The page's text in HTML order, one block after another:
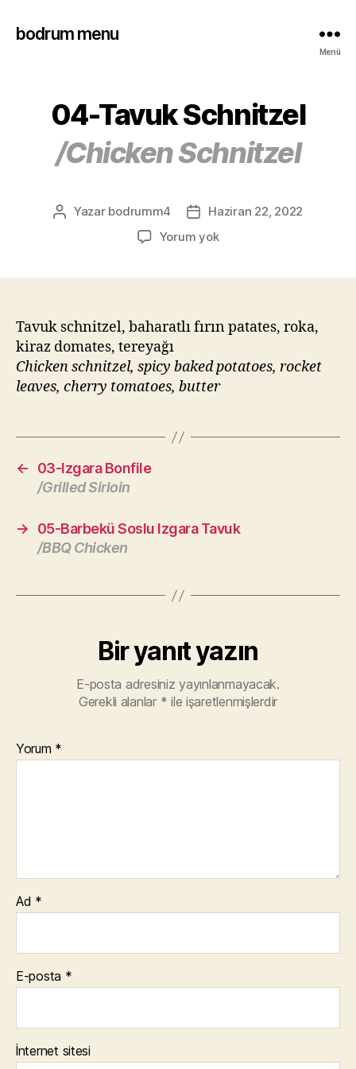
bodrum menu
Menü
04-Tavuk Schnitzel
/Chicken Schnitzel
Yazar bodrumm4
Haziran 22, 2022
Yorum yok
Tavuk schnitzel, baharatlı fırın patates, roka,
kiraz domates, tereyağı
Chicken schnitzel, spicy baked potatoes, rocket
leaves, cherry tomatoes, butter
←
03-Izgara Bonfile
/Grilled Sirloin
→
05-Barbekü Soslu Izgara Tavuk
/BBQ Chicken
Bir yanıt yazın
E-posta adresiniz yayınlanmayacak.
Gerekli alanlar * ile işaretlenmişlerdir
Yorum *
Ad *
E-posta *
İnternet sitesi